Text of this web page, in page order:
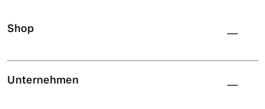
Shop
Unternehmen